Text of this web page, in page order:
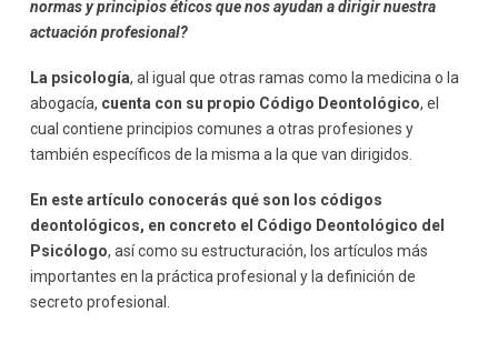
normas y principios éticos que nos ayudan a dirigir nuestra
actuación profesional?
La psicología, al igual que otras ramas como la medicina o la
abogacía, cuenta con su propio Código Deontológico, el
cual contiene principios comunes a otras profesiones y
también específicos de la misma a la que van dirigidos.
En este artículo conocerás qué son los códigos
deontológicos, en concreto el Código Deontológico del
Psicólogo, así como su estructuración, los artículos más
importantes en la práctica profesional y la definición de
secreto profesional.